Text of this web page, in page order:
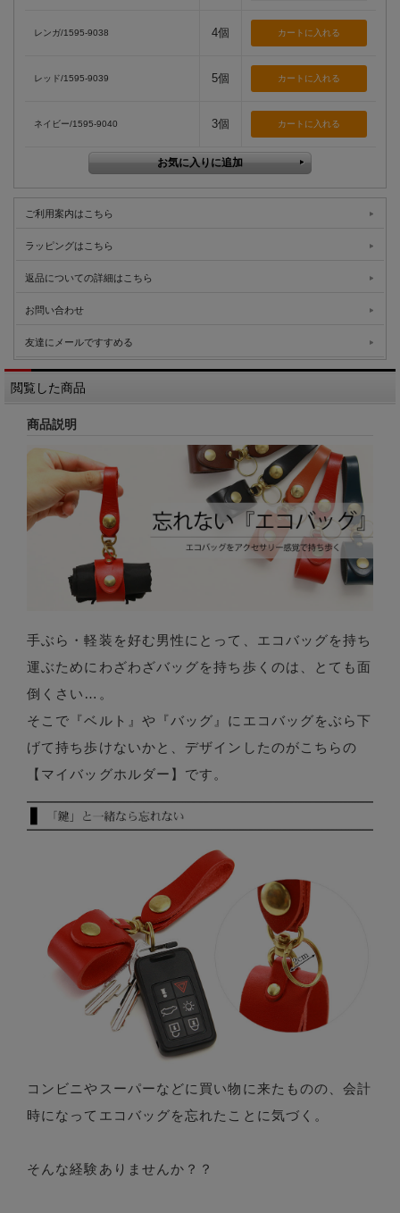
レンガ/1595-9038 4個
レッド/1595-9039 5個
ネイビー/1595-9040 3個
ご利用案内はこちら
ラッピングはこちら
返品についての詳細はこちら
お問い合わせ
友達にメールですすめる
閲覧した商品
商品説明
手ぶら・軽装を好む男性にとって、エコバッグを持ち
運ぶためにわざわざバッグを持ち歩くのは、とても面
倒くさい…。
そこで『ベルト』や『バッグ』にエコバッグをぶら下
げて持ち歩けないかと、デザインしたのがこちらの
【マイバッグホルダー】です。
コンビニやスーパーなどに買い物に来たものの、会計
時になってエコバッグを忘れたことに気づく。
そんな経験ありませんか？？